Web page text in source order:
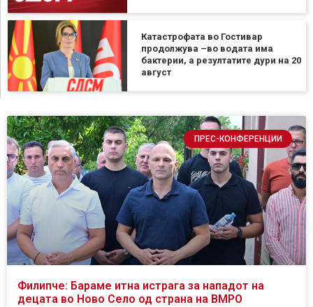
Катастрофата во Гостивар
продолжува –во водата има
бактерии, а резултатите дури на 20
август
ПРЕС-КОНФЕРЕНЦИИ
Филипче: Бараме итна истрага за нападот на
децата во Ново Село од страна на ВМРО